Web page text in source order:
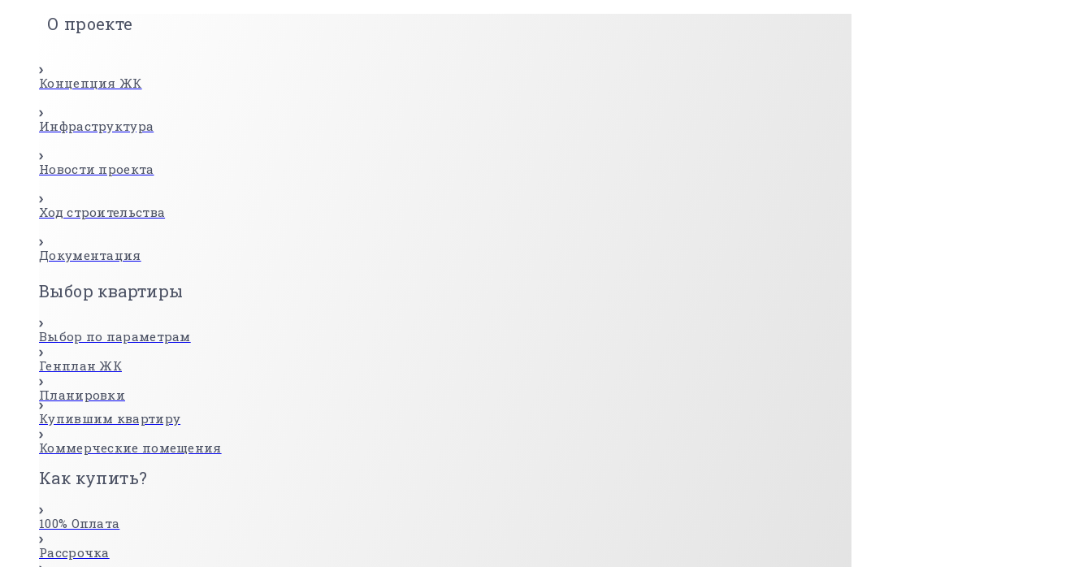
О проекте
Концепция ЖК
Инфраструктура
Новости проекта
Ход строительства
Документация
Выбор квартиры
Выбор по параметрам
Генплан ЖК
Планировки
Купившим квартиру
Коммерческие помещения
Как купить?
100% Оплата
Рассрочка